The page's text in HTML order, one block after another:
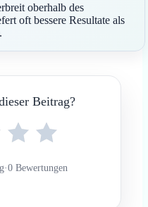
oberhalb des
oft bessere Resultate als
Beitrag?
·0 Bewertungen